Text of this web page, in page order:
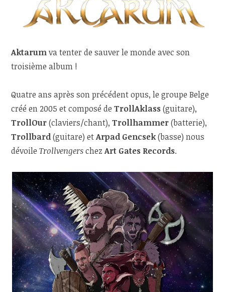
Aktarumva tenter de sauver le monde avec son
troisième album !
Quatre ans après son précédent opus, le groupe Belge
créé en 2005 et composé deTrollAklass(guitare),
TrollOur(claviers/chant),Trollhammer(batterie),
Trollbard(guitare) etArpad Gencsek(basse) nous
dévoileTrollvengerschezArt Gates Records.